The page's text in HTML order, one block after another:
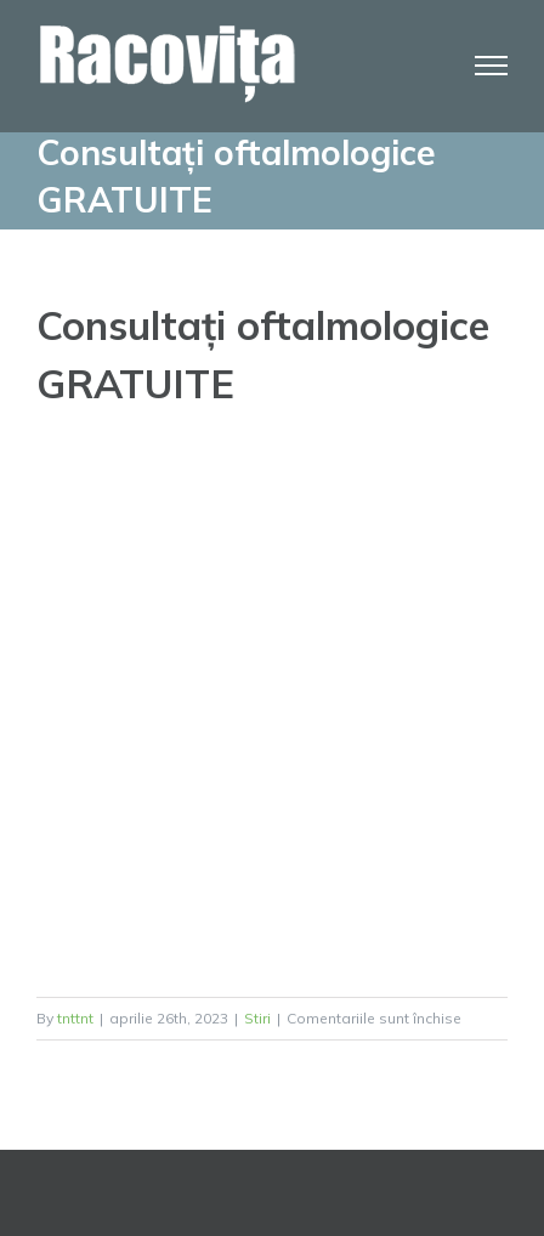
Consultați oftalmologice
GRATUITE
Consultați oftalmologice
GRATUITE
By tnttnt | aprilie 26th, 2023 | Stiri | Comentariile sunt închise
Consultați